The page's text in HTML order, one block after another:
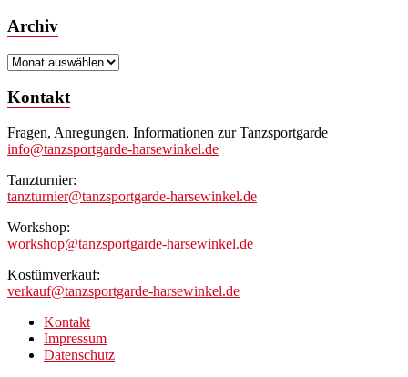
Archiv
Archiv
Kontakt
Fragen, Anregungen, Informationen zur Tanzsportgarde
info@tanzsportgarde-harsewinkel.de
Tanzturnier:
tanzturnier@tanzsportgarde-harsewinkel.de
Workshop:
workshop@tanzsportgarde-harsewinkel.de
Kostümverkauf:
verkauf@tanzsportgarde-harsewinkel.de
Kontakt
Impressum
Datenschutz